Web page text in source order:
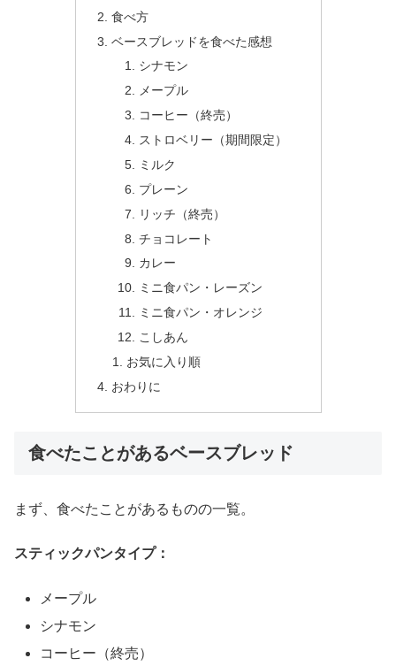
食べ方
ベースブレッドを食べた感想
シナモン
メープル
コーヒー（終売）
ストロベリー（期間限定）
ミルク
プレーン
リッチ（終売）
チョコレート
カレー
ミニ食パン・レーズン
ミニ食パン・オレンジ
こしあん
お気に入り順
おわりに
食べたことがあるベースブレッド
まず、食べたことがあるものの一覧。
スティックパンタイプ：
メープル
シナモン
コーヒー（終売）